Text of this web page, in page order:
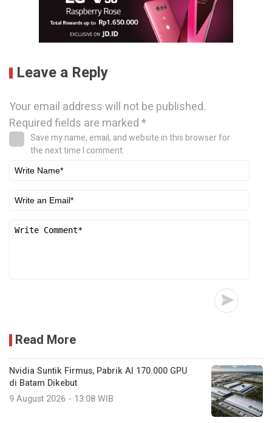
Leave a Reply
Your email address will not be published.
Required fields are marked*
Save my name, email, and website in this browser for
the next time I comment.
Read More
Nvidia Suntik Firmus, Pabrik AI 170.000 GPU
di Batam Dikebut
9 August 2026 - 13:08 WIB